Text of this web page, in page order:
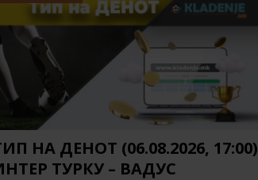
НА ДЕНОТ (06.08.2026, 17:00)
ТУРКУ – ВАДУС